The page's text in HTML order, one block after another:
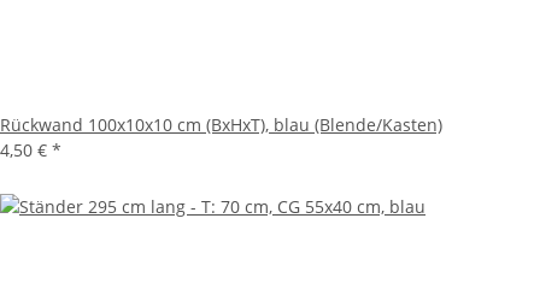
Rückwand 100x10x10 cm (BxHxT), blau (Blende/Kasten)
4,50 € *